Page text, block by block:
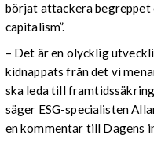
börjat attackera
capitalism”.
– Det är en olycklig
kidnappats från det vi
ska leda till
säger ESG-specialisten
en kommentar till Dagens